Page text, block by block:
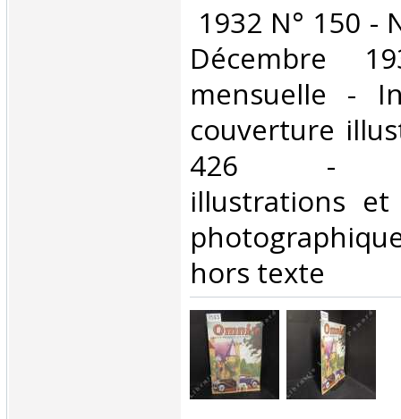
1932 N° 150 -
Décembre
mensuelle -
couverture
426 -
illustrations et
hors texte‎